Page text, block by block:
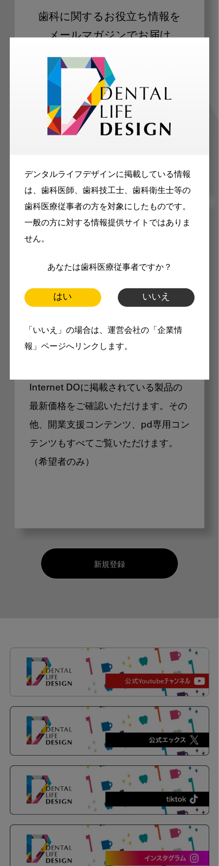
デンタルライフデザインに掲載している情報
は、歯科医師、歯科技工士、歯科衛生士等の
歯科医療従事者の方を対象にしたものです。
一般の方に対する情報提供サイトではありま
せん。
あなたは歯科医療従事者ですか？
はい いいえ
「いいえ」の場合は、運営会社の「企業情
報」ページへリンクします。
歯科に関するお役立ち情報を
メールマガジンでお届け
ご登録いただいた職種（歯科医師、歯
科衛生士、歯科技工士）に合わせた内
容のメールマガジンをお届けします。
メリット
製品価格も閲覧可能
Internet DOに掲載されている製品の
最新価格をご確認いただけます。その
他、開業支援コンテンツ、pd専用コン
テンツもすべてご覧いただけます。
（希望者のみ）
新規登録